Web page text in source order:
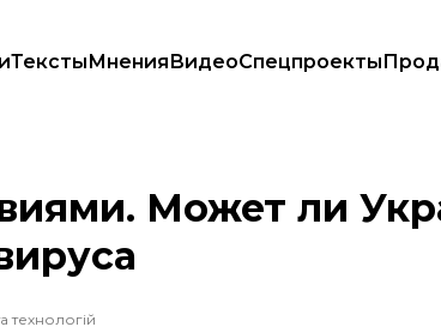
ТекстыМненияВидеоСпецпроекты
вакцину против коронавируса
Может ли
технологій